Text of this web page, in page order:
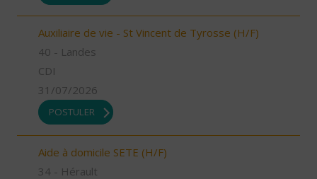
Auxiliaire de vie - St Vincent de Tyrosse (H/F)
40 - Landes
CDI
31/07/2026
POSTULER
Aide à domicile SETE (H/F)
34 - Hérault